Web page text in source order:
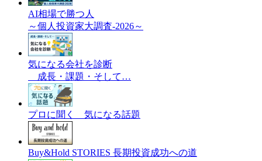
AI相場で勝つ人
～個人投資家大調査-2026～
気になる会社を診断
成長・課題・そして…
プロに聞く 気になる話題
Buy&Hold STORIES 長期投資成功への道